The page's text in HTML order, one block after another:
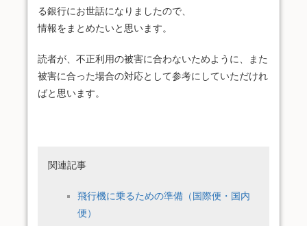
る銀行にお世話になりましたので、
情報をまとめたいと思います。
読者が、不正利用の被害に合わないためように、また
被害に合った場合の対応として参考にしていただけれ
ばと思います。
関連記事
飛行機に乗るための準備（国際便・国内
便）